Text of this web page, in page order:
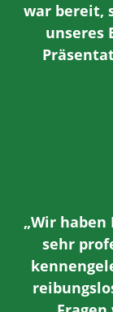
war bereit,
unseres
„Wir haben
sehr